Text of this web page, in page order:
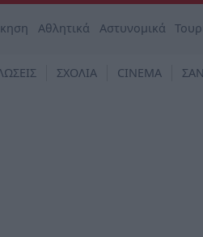
Αθλητικά Αστυνομικά
ΣΧΟΛΙΑ CINEMA